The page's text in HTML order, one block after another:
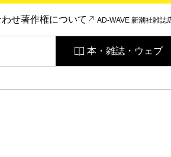
せ著作権について AD-WAVE 新潮社雑誌
本・雑誌・ウェブ